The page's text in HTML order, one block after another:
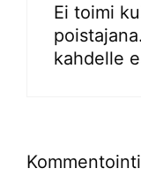
Ei toimi
kahdelle